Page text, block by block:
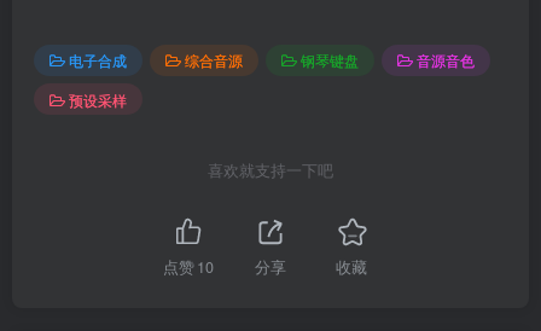
电子合成 综合音源 钢琴键盘
音源音色
预设采样
喜欢就支持一下吧
点赞10 分享 收藏